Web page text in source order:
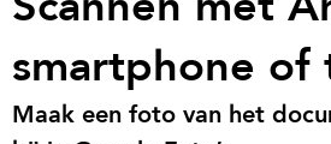
smartphone of
Maak een foto van het